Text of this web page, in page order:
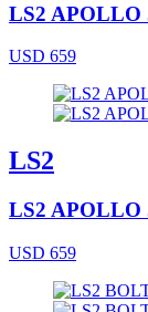
LS2
USD 659
LS2
LS2
USD 659